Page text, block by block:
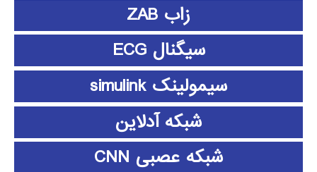
زاب ZAB
سیگنال ECG
سیمولینک simulink
شبکه آدلاین
شبکه عصبی CNN